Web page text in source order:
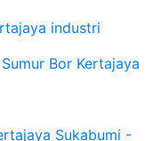
industri
Bor Kertajaya
Sukabumi -